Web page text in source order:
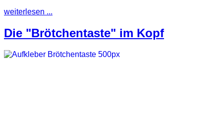
weiterlesen ...
Die "Brötchentaste" im Kopf